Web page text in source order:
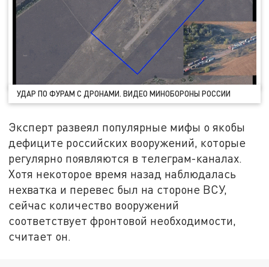
УДАР ПО ФУРАМ С ДРОНАМИ. ВИДЕО МИНОБОРОНЫ РОССИИ
Эксперт развеял популярные мифы о якобы
дефиците российских вооружений, которые
регулярно появляются в телеграм-каналах.
Хотя некоторое время назад наблюдалась
нехватка и перевес был на стороне ВСУ,
сейчас количество вооружений
соответствует фронтовой необходимости,
считает он.